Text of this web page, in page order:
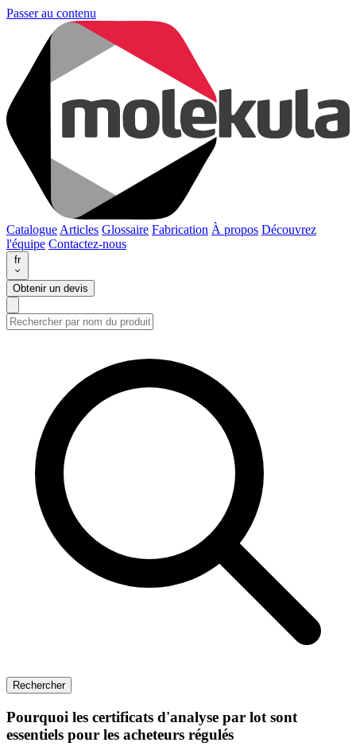
Passer au contenu
Catalogue Articles Glossaire Fabrication À propos Découvrez
l'équipe Contactez-nous
fr
Obtenir un devis
Rechercher
Pourquoi les certificats d'analyse par lot sont
essentiels pour les acheteurs régulés